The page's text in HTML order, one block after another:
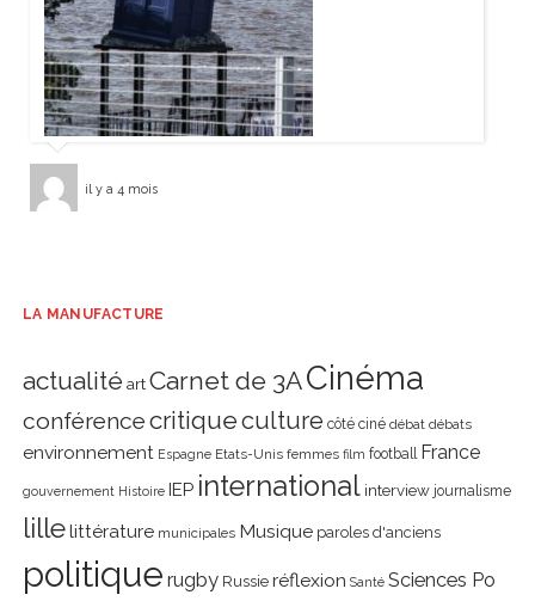
il y a 4 mois
LA MANUFACTURE
actualité art Carnet de 3ACinéma
conférencecritiqueculture côté ciné débat débats
environnement Espagne Etats-Unis femmes film football France
gouvernement Histoire IEP international interview journalisme
lillelittérature municipales Musique paroles d'anciens
politique rugby Russie réflexion Santé Sciences Po